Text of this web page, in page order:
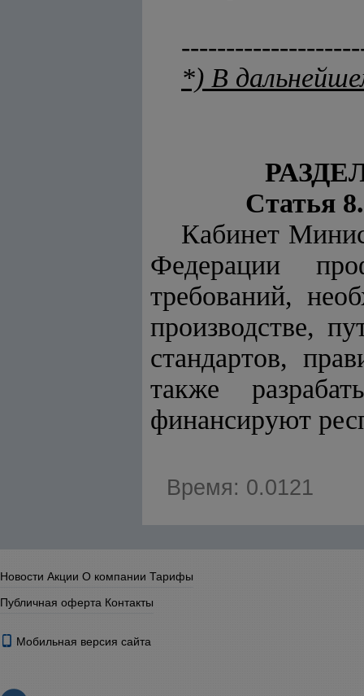
*) В
Статья
Кабинет
Федерации
требований,
производстве,
стандартов,
также
финансируют
Время: 0.0121
Новости Акции О компании Тарифы
Публичная оферта Контакты
Мобильная версия сайта